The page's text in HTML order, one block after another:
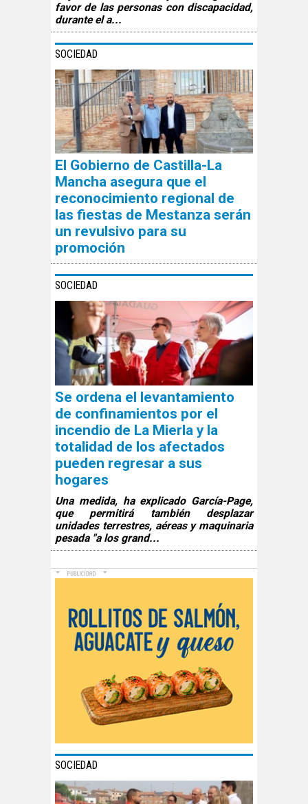
favor de las personas con discapacidad,
durante el a...
SOCIEDAD
El Gobierno de Castilla-La
Mancha asegura que el
reconocimiento regional de
las fiestas de Mestanza serán
un revulsivo para su
promoción
SOCIEDAD
Se ordena el levantamiento
de confinamientos por el
incendio de La Mierla y la
totalidad de los afectados
pueden regresar a sus
hogares
Una medida, ha explicado García-Page,
que permitirá también desplazar
unidades terrestres, aéreas y maquinaria
pesada "a los grand...
SOCIEDAD